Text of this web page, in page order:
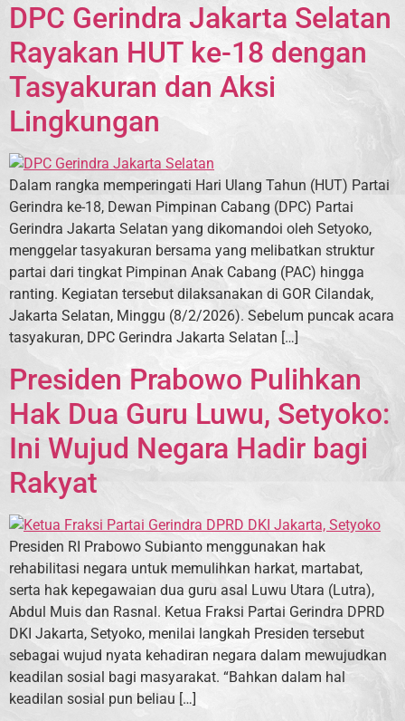
DPC Gerindra Jakarta Selatan
Rayakan HUT ke-18 dengan
Tasyakuran dan Aksi
Lingkungan
Dalam rangka memperingati Hari Ulang Tahun (HUT) Partai
Gerindra ke-18, Dewan Pimpinan Cabang (DPC) Partai
Gerindra Jakarta Selatan yang dikomandoi oleh Setyoko,
menggelar tasyakuran bersama yang melibatkan struktur
partai dari tingkat Pimpinan Anak Cabang (PAC) hingga
ranting. Kegiatan tersebut dilaksanakan di GOR Cilandak,
Jakarta Selatan, Minggu (8/2/2026). Sebelum puncak acara
tasyakuran, DPC Gerindra Jakarta Selatan […]
Presiden Prabowo Pulihkan
Hak Dua Guru Luwu, Setyoko:
Ini Wujud Negara Hadir bagi
Rakyat
Presiden RI Prabowo Subianto menggunakan hak
rehabilitasi negara untuk memulihkan harkat, martabat,
serta hak kepegawaian dua guru asal Luwu Utara (Lutra),
Abdul Muis dan Rasnal. Ketua Fraksi Partai Gerindra DPRD
DKI Jakarta, Setyoko, menilai langkah Presiden tersebut
sebagai wujud nyata kehadiran negara dalam mewujudkan
keadilan sosial bagi masyarakat. “Bahkan dalam hal
keadilan sosial pun beliau […]